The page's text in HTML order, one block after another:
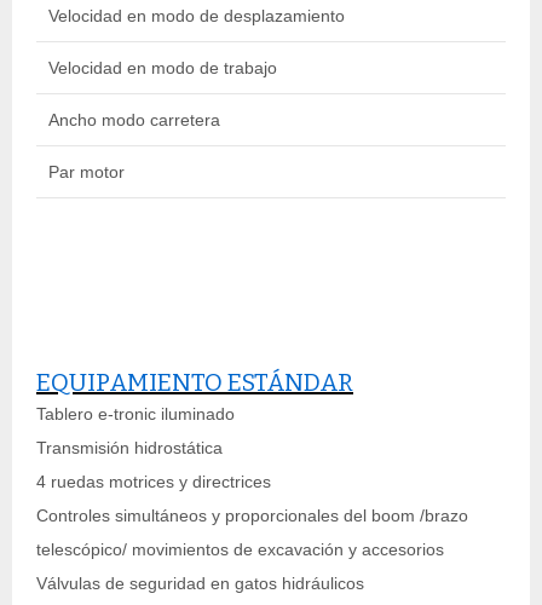
Velocidad en modo de desplazamiento
Velocidad en modo de trabajo
Ancho modo carretera
Par motor
EQUIPAMIENTO ESTÁNDAR
Tablero e-tronic iluminado
Transmisión hidrostática
4 ruedas motrices y directrices
Controles simultáneos y proporcionales del boom /brazo
telescópico/ movimientos de excavación y accesorios
Válvulas de seguridad en gatos hidráulicos